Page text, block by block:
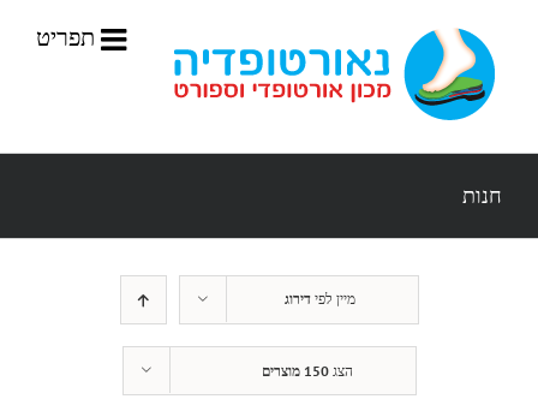
חנות
מיין לפידירוג
הצג150 מוצרים